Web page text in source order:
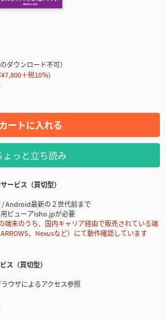
ダウンロード不可）
＋税10％)
カートに入れる
ょっと立ち読み
ービス（買切型）
/ Android最新の２世代前まで
ビューアisho.jpが必要
末のうち、国内キャリア経由で販売されている端
、Nexusなど）にて動作確認しています
ス（買切型）
ウザによるアクセス参照